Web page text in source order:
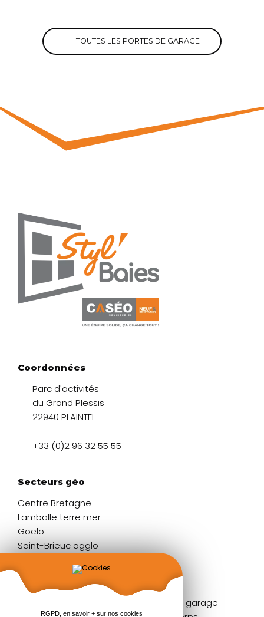
TOUTES LES PORTES DE GARAGE
Coordonnées
Parc d'activités
du Grand Plessis
22940 PLAINTEL
+33 (0)2 96 32 55 55
Secteurs géo
Centre Bretagne
Lamballe terre mer
Goelo
Saint-Brieuc agglo
Liens rapides
Portes de garage
RGPD, en savoir + sur nos cookies